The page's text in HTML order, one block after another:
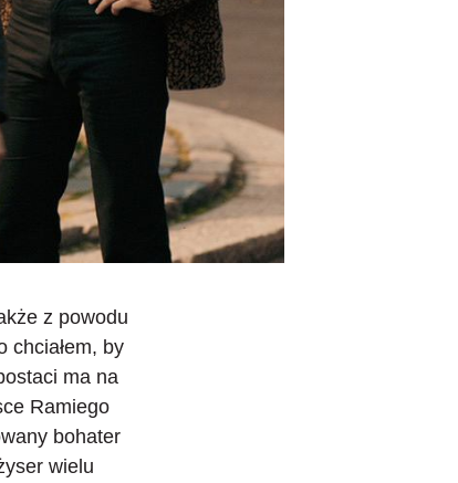
z powodu
chciałem, by
ma na
Ramiego
bohater
wielu